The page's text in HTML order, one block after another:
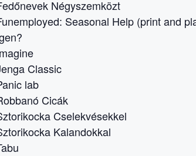
Négyszemközt
Seasonal Help (print and
Classic
lab
Cicák
Cselekvésekkel
Kalandokkal